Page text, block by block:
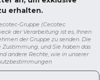
erhalten.
Gruppe (Cecotec
der Verarbeitung ist es, Ihnen
der Gruppe zu senden. Die
und Sie haben das
andere Rechte, wie in unserer